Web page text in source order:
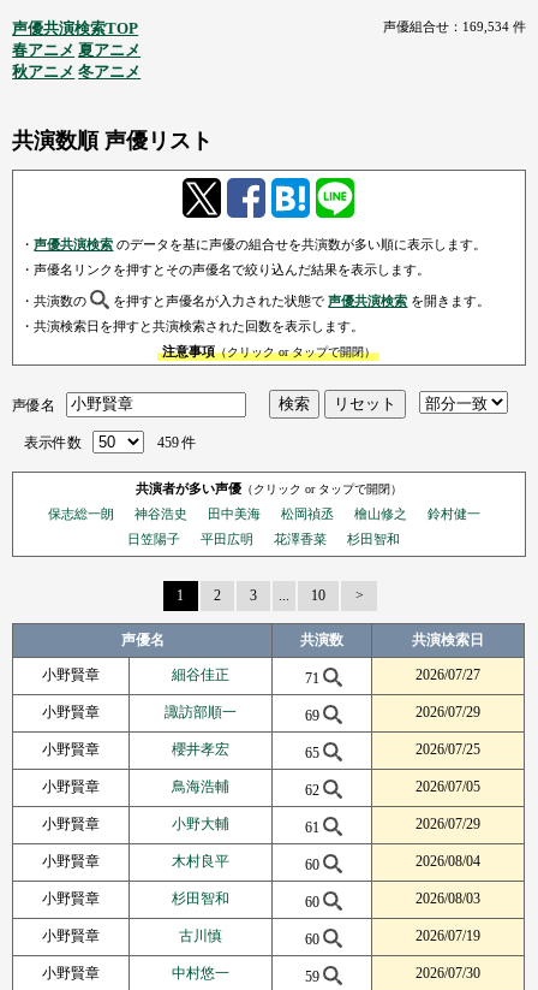
声優共演検索TOP
春アニメ 夏アニメ
秋アニメ 冬アニメ
声優組合せ：169,534 件
共演数順 声優リスト
・声優共演検索 のデータを基に声優の組合せを共演数が多い順に表示します。
・声優名リンクを押すとその声優名で絞り込んだ結果を表示します。
・共演数の を押すと声優名が入力された状態で声優共演検索 を開きます。
・共演検索日を押すと共演検索された回数を表示します。
注意事項（クリック or タップで開閉）
声優名
表示件数 459 件
共演者が多い声優（クリック or タップで開閉）
保志総一朗 神谷浩史 田中美海 松岡禎丞 檜山修之
鈴村健一
日笠陽子
平田広明 花澤香菜 杉田智和
1 2 3 ... 10
声優名 共演数 共演検索日
小野賢章 細谷佳正 71 2026/07/27
小野賢章 諏訪部順一 69 2026/07/29
小野賢章 櫻井孝宏 65 2026/07/25
小野賢章 鳥海浩輔 62 2026/07/05
小野賢章 小野大輔 61 2026/07/29
小野賢章 木村良平 60 2026/08/04
小野賢章 杉田智和 60 2026/08/03
小野賢章 古川慎 60 2026/07/19
小野賢章 中村悠一 59 2026/07/30